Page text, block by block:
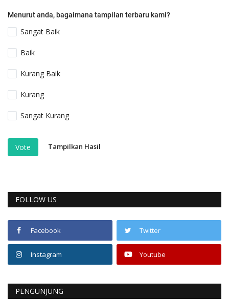
Menurut anda, bagaimana tampilan terbaru kami?
Sangat Baik
Baik
Kurang Baik
Kurang
Sangat Kurang
Vote Tampilkan Hasil
FOLLOW US
Facebook Twitter
Instagram Youtube
PENGUNJUNG